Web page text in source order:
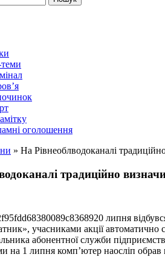
оголошення
» На Рівнеоблводоканалі
традиційно
20 липня
учасниками акції автоматично
абонентної служби
на 1 липня комп’ютер наосліп обрав